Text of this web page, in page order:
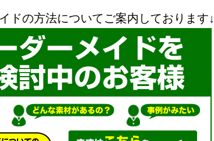
ドの方法についてご案内しております↓